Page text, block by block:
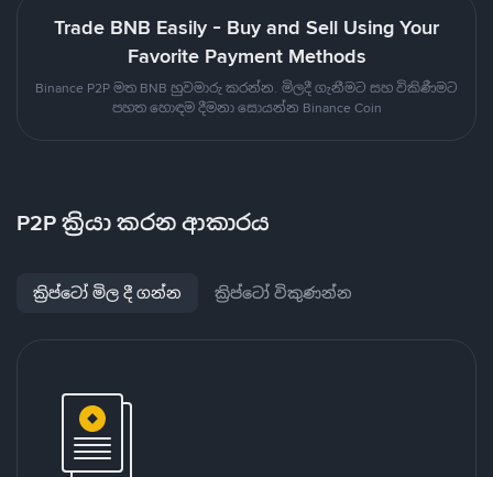
Trade BNB Easily - Buy and Sell Using Your
Favorite Payment Methods
Binance P2P මත BNB හුවමාරු කරන්න. මිලදී ගැනීමට සහ විකිණීමට
පහත හොඳම දීමනා සොයන්න Binance Coin
P2P ක්‍රියා කරන ආකාරය
ක්‍රිප්ටෝ මිල දී ගන්න ක්‍රිප්ටෝ විකුණන්න